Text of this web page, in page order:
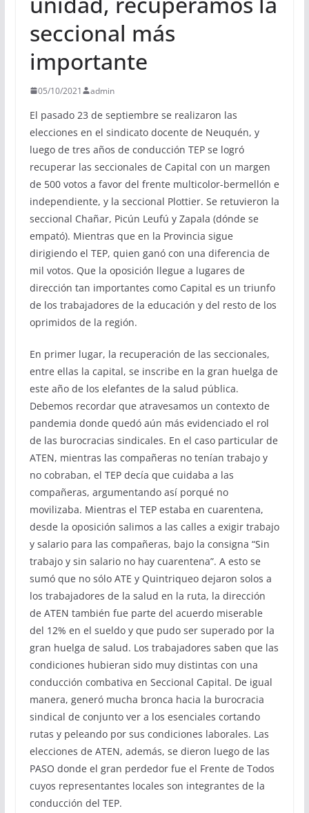
seccional más
importante
05/10/2021 admin
El pasado 23 de septiembre se realizaron las
elecciones en el sindicato docente de Neuquén, y
luego de tres años de conducción TEP se logró
recuperar las seccionales de Capital con un margen
de 500 votos a favor del frente multicolor-bermellón e
independiente, y la seccional Plottier. Se retuvieron la
seccional Chañar, Picún Leufú y Zapala (dónde se
empató). Mientras que en la Provincia sigue
dirigiendo el TEP, quien ganó con una diferencia de
mil votos. Que la oposición llegue a lugares de
dirección tan importantes como Capital es un triunfo
de los trabajadores de la educación y del resto de los
oprimidos de la región.
En primer lugar, la recuperación de las seccionales,
entre ellas la capital, se inscribe en la gran huelga de
este año de los elefantes de la salud pública.
Debemos recordar que atravesamos un contexto de
pandemia donde quedó aún más evidenciado el rol
de las burocracias sindicales. En el caso particular de
ATEN, mientras las compañeras no tenían trabajo y
no cobraban, el TEP decía que cuidaba a las
compañeras, argumentando así porqué no
movilizaba. Mientras el TEP estaba en cuarentena,
desde la oposición salimos a las calles a exigir trabajo
y salario para las compañeras, bajo la consigna “Sin
trabajo y sin salario no hay cuarentena”. A esto se
sumó que no sólo ATE y Quintriqueo dejaron solos a
los trabajadores de la salud en la ruta, la dirección
de ATEN también fue parte del acuerdo miserable
del 12% en el sueldo y que pudo ser superado por la
gran huelga de salud. Los trabajadores saben que las
condiciones hubieran sido muy distintas con una
conducción combativa en Seccional Capital. De igual
manera, generó mucha bronca hacia la burocracia
sindical de conjunto ver a los esenciales cortando
rutas y peleando por sus condiciones laborales. Las
elecciones de ATEN, además, se dieron luego de las
PASO donde el gran perdedor fue el Frente de Todos
cuyos representantes locales son integrantes de la
conducción del TEP.